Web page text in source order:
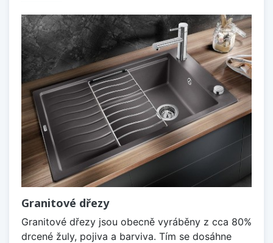
Granitové dřezy
Granitové dřezy jsou obecně vyráběny z cca 80%
drcené žuly, pojiva a barviva. Tím se dosáhne